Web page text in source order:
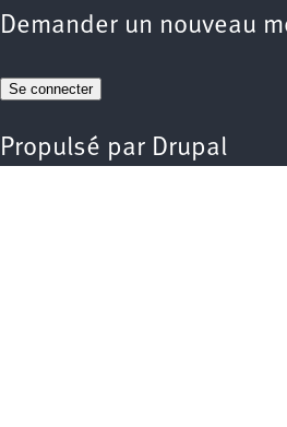
Demander un nouveau
Propulsé par Drupal